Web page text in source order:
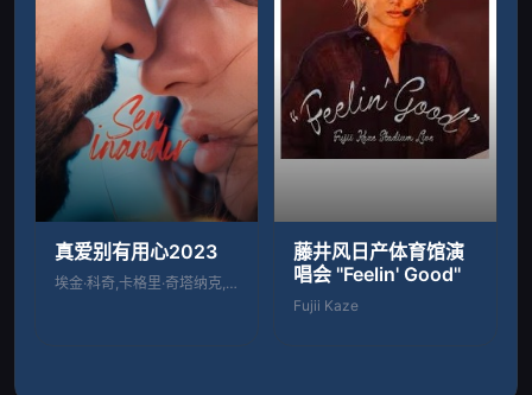
真爱别有用心2023
埃金·科奇,卡格里·奇塔纳克,娜兹·恰拉
藤井风日产体育馆演
唱会 ''Feelin' Good''
Fujii Kaze